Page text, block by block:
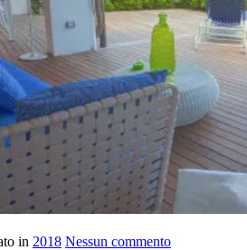
in 2018 Nessun commento